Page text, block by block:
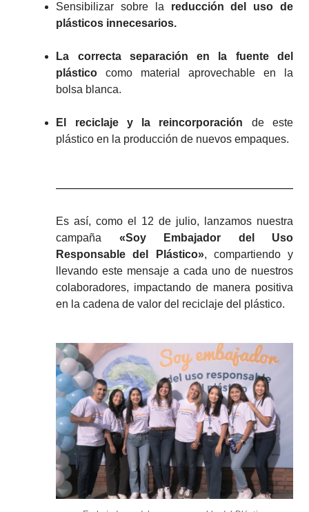
Sensibilizar sobre la reducción del uso de
plásticos innecesarios.
La correcta separación en la fuente del
plástico como material aprovechable en la
bolsa blanca.
El reciclaje y la reincorporación de este
plástico en la producción de nuevos empaques.
Esasí, como el 12 de julio,
lanzamos nuestra
campaña «Soy Embajador del Uso
Responsable del Plástico», compartiendo y
llevando este mensaje a cada uno de nuestros
colaboradores, impactando de manera positiva
en la cadena de valor del reciclaje del plástico.